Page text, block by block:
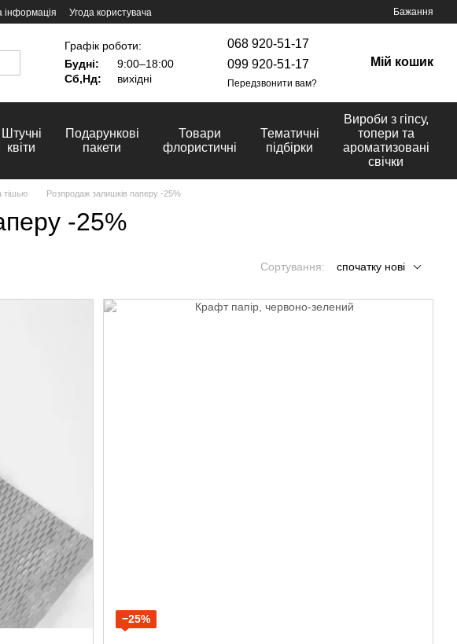
інформація Угода користувача Бажання
Графік роботи:
Будні:
9:00–18:00
Сб,Нд:
вихідні
068 920-51-17
099 920-51-17
Передзвонити вам?
Мій кошик
Штучні
квіти
Подарункові
пакети
Товари
флористичні
Тематичні
підбірки
Вироби з гіпсу,
топери та
ароматизовані
свічки
тішью Розпродаж залишків паперу -25%
-25%
Сортування: спочатку нові
−25%